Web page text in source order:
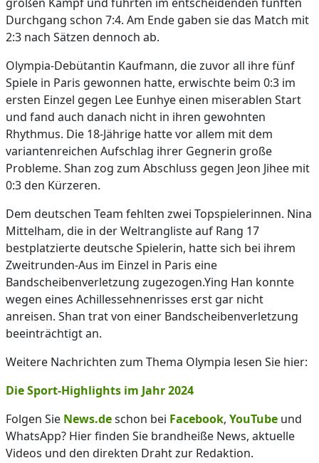
Durchgang schon 7:4. Am Ende gaben sie das Match mit
2:3 nach Sätzen dennoch ab.
Olympia-Debütantin Kaufmann, die zuvor all ihre fünf
Spiele in Paris gewonnen hatte, erwischte beim 0:3 im
ersten Einzel gegen Lee Eunhye einen miserablen Start
und fand auch danach nicht in ihren gewohnten
Rhythmus. Die 18-Jährige hatte vor allem mit dem
variantenreichen Aufschlag ihrer Gegnerin große
Probleme. Shan zog zum Abschluss gegen Jeon Jihee mit
0:3 den Kürzeren.
Dem deutschen Team fehlten zwei Topspielerinnen. Nina
Mittelham, die in der Weltrangliste auf Rang 17
bestplatzierte deutsche Spielerin, hatte sich bei ihrem
Zweitrunden-Aus im Einzel in Paris eine
Bandscheibenverletzung zugezogen.Ying Han konnte
wegen eines Achillessehnenrisses erst gar nicht
anreisen. Shan trat von einer Bandscheibenverletzung
beeinträchtigt an.
Weitere Nachrichten zum Thema Olympia lesen Sie hier:
Die Sport-Highlights im Jahr 2024
Folgen Sie News.deschon bei Facebook, YouTube und
WhatsApp? Hier finden Sie brandheiße News, aktuelle
Videos und den direkten Draht zur Redaktion.